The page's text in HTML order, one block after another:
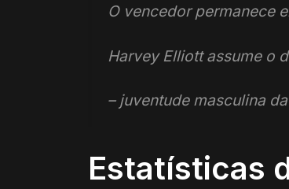
O vencedor permanece
Harvey Elliott assume o
– juventude masculina
Estatísticas